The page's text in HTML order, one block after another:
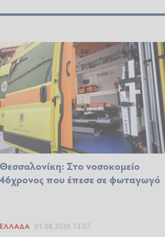
Θεσσαλονίκη: Στο νοσοκομείο
46χρονος που έπεσε σε φωταγωγό
ΕΛΛΆΔΑ 01.08.2026 13:57